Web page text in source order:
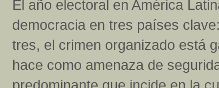
El año electoral en América
democracia en tres países
tres, el crimen organizado está
hace como amenaza de